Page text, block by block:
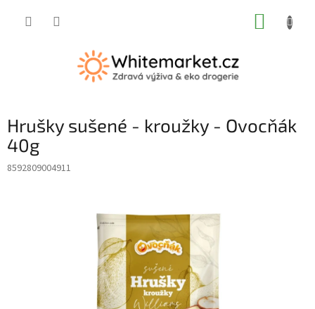
Hrušky sušené - kroužky - Ovocňák
40g
8592809004911